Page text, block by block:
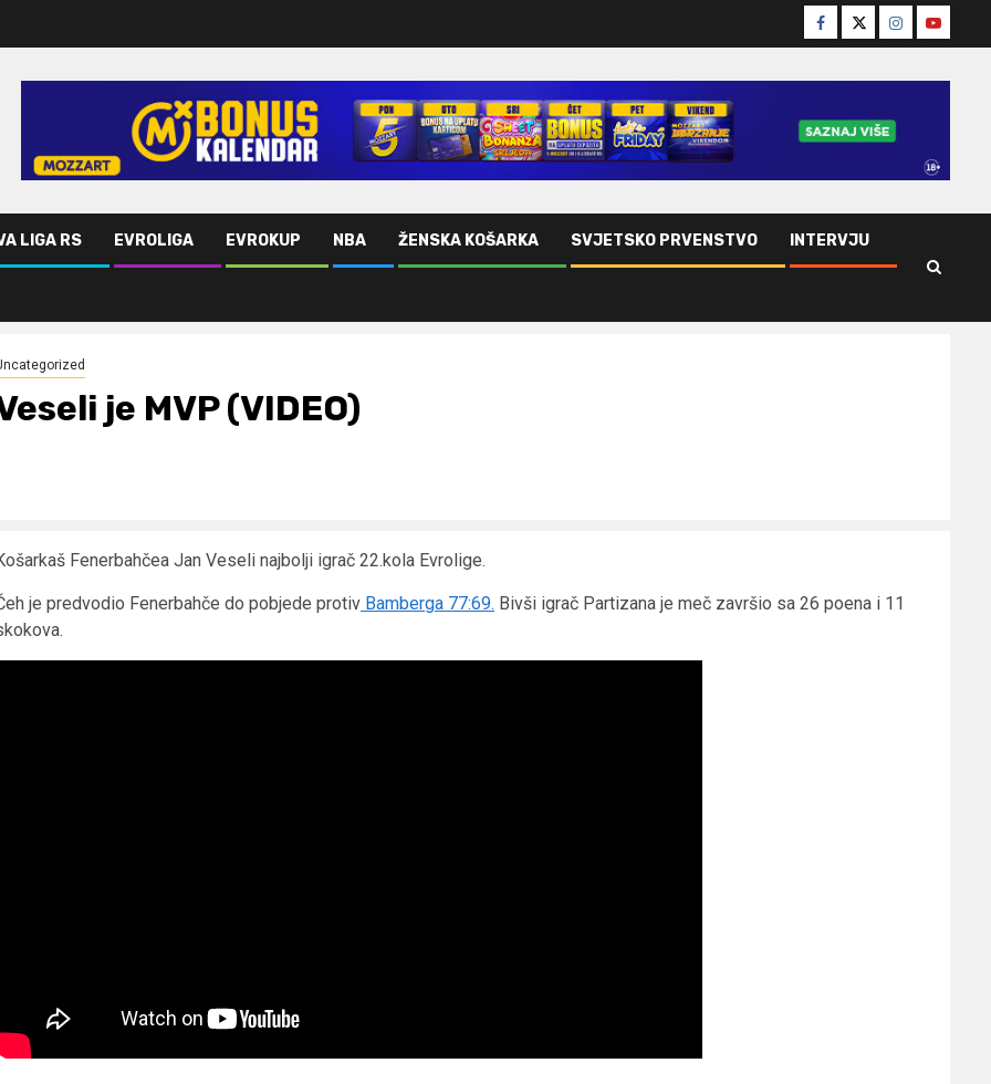
Facebook
TwitterInstagram
Youtube
LIGA RS EVROLIGA EVROKUP NBA ŽENSKA KOŠARKA SVJETSKO PRVENSTVO INTERVJU
je MVP (VIDEO)
Fenerbahčea Jan Veseli najbolji igrač 22.kola Evrolige.
je predvodio Fenerbahče do pobjede protiv Bamberga 77:69. Bivši igrač Partizana je meč završio sa 26 poena i 11